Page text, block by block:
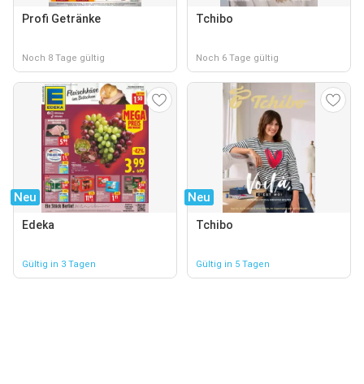
Profi Getränke
Noch 8 Tage gültig
Tchibo
Noch 6 Tage gültig
Neu
Edeka
Gültig in 3 Tagen
Neu
Tchibo
Gültig in 5 Tagen